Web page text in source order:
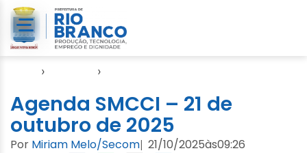
› ›
Agenda SMCCI – 21 de
outubro de 2025
Por Miriam Melo/Secom| 21/10/2025às09:26